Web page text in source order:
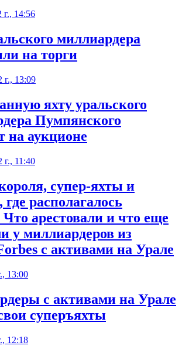
г., 14:56
миллиардера
на торги
г., 13:09
яхту уральского
Пумпянского
на аукционе
г., 11:40
супер-яхты и
где располагалось
Что арестовали и что еще
у миллиардеров из
с активами на Урале
13:00
с активами на Урале
суперъяхты
12:18